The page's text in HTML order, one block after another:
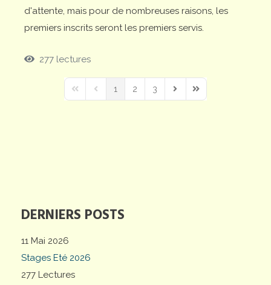
DERNIERS POSTS
11 Mai 2026
Stages Eté 2026
277 Lectures
d'attente, mais pour de nombreuses raisons, les
premiers inscrits seront les premiers servis.
277 lectures
First PagePrevious Page
1 2 3
Next PageLast Page